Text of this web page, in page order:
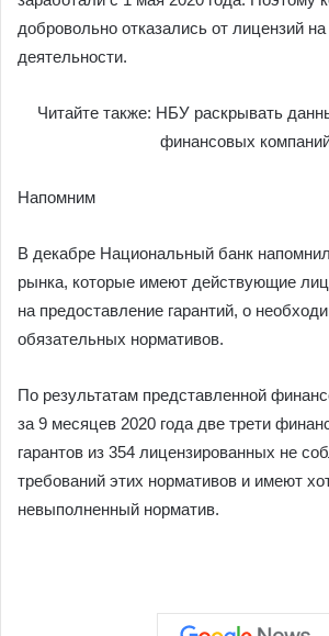
добровольно отказались от лицензий на
деятельности.
Читайте также: НБУ раскрывать
финансовых
Напомним
В декабре Национальный банк
рынка, которые имеют действующие
на предоставление гарантий, о
обязательных нормативов.
По результатам представленной
за 9 месяцев 2020 года две трети
гарантов из 354 лицензированных не
требований этих нормативов и имеют
невыполненный норматив.